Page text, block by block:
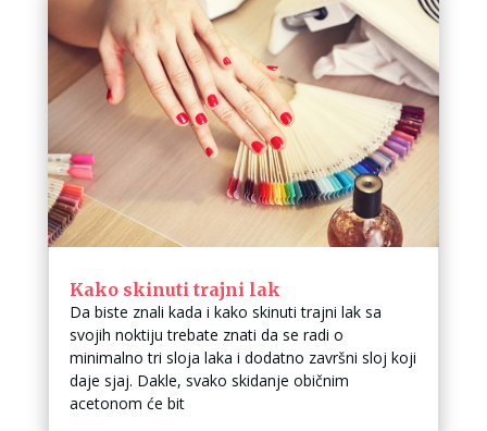
Kako skinuti trajni lak
Da biste znali kada i kako skinuti trajni lak sa
svojih noktiju trebate znati da se radi o
minimalno tri sloja laka i dodatno završni sloj koji
daje sjaj. Dakle, svako skidanje običnim
acetonom će bit